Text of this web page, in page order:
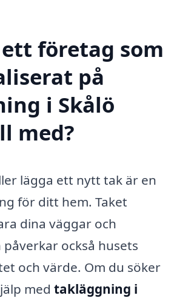
företag som
på
i Skålö
med?
lägga ett nytt tak är en
för ditt hem. Taket
dina väggar och
också husets
och värde. Om du söker
med takläggning i